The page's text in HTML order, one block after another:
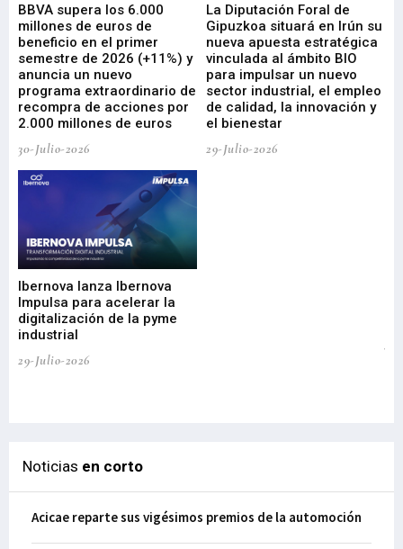
BBVA supera los 6.000
millones de euros de
beneficio en el primer
semestre de 2026 (+11%) y
anuncia un nuevo
programa extraordinario de
recompra de acciones por
2.000 millones de euros
30-Julio-2026
La Diputación Foral de
Gipuzkoa situará en Irún su
nueva apuesta estratégica
vinculada al ámbito BIO
para impulsar un nuevo
sector industrial, el empleo
de calidad, la innovación y
el bienestar
29-Julio-2026
Ibernova lanza Ibernova
Impulsa para acelerar la
digitalización de la pyme
industrial
29-Julio-2026
Noticias en corto
Acicae reparte sus vigésimos premios de la automoción